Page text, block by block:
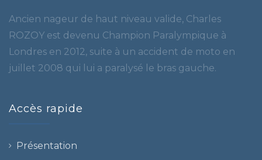
Ancien nageur de haut niveau valide, Charles
ROZOY est devenu Champion Paralympique à
Londres en 2012, suite à un accident de moto en
juillet 2008 qui lui a paralysé le bras gauche.
Accès rapide
Présentation